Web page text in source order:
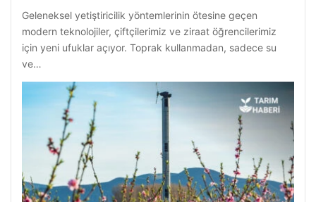
Geleneksel yetiştiricilik yöntemlerinin ötesine geçen
modern teknolojiler, çiftçilerimiz ve ziraat öğrencilerimiz
için yeni ufuklar açıyor. Toprak kullanmadan, sadece su
ve…